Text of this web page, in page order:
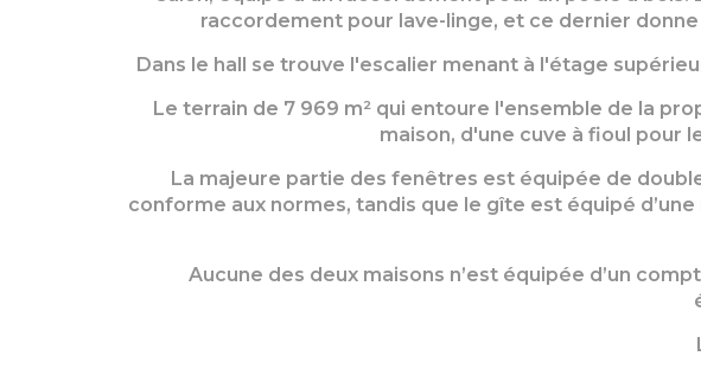
raccordement pour lave-linge, et ce dernier
Dans le hall se trouve l'escalier menant à l'étage
Le terrain de 7 969 m² qui entoure l'ensemble de la
maison, d'une cuve à fioul pour
La majeure partie des fenêtres est équipée de
conforme aux normes, tandis que le gîte est équipé
Aucune des deux maisons n’est équipée d’un